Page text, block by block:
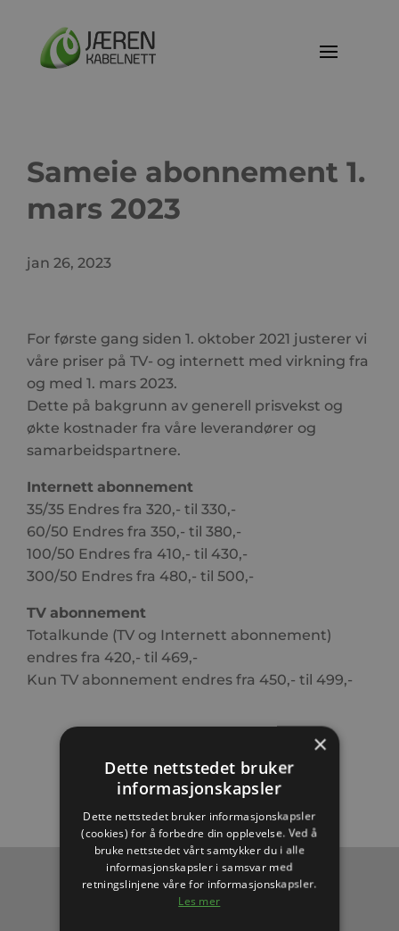
Sameie abonnement 1.
mars 2023
jan 26, 2023
For første gang siden 1. oktober 2021 justerer vi
våre priser på TV- og internett med virkning fra
og med 1. mars 2023.
Dette på bakgrunn av generell prisvekst og
økte kostnader fra våre leverandører og
samarbeidspartnere.
Internett abonnement
35/35 Endres fra 320,- til 330,-
60/50 Endres fra 350,- til 380,-
100/50 Endres fra 410,- til 430,-
300/50 Endres fra 480,- til 500,-
TV abonnement
Totalkunde (TV og Internett abonnement)
endres fra 420,- til 469,-
Kun TV abonnement endres fra 450,- til 499,-
×
Dette nettstedet bruker
informasjonskapsler
Dette nettstedet bruker informasjonskapsler
(cookies) for å forbedre din opplevelse. Ved å
bruke nettstedet vårt samtykker du i alle
informasjonskapsler i samsvar med
retningslinjene våre for informasjonskapsler.
Les mer